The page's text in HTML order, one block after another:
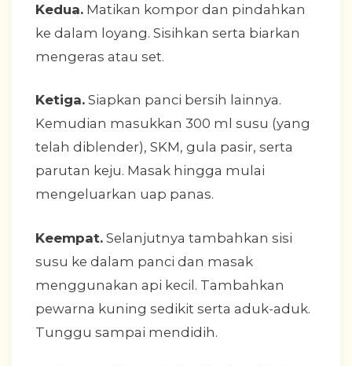
Kedua. Matikan kompor dan pindahkan
ke dalam loyang. Sisihkan serta biarkan
mengeras atau set.
Ketiga. Siapkan panci bersih lainnya.
Kemudian masukkan 300 ml susu (yang
telah diblender), SKM, gula pasir, serta
parutan keju. Masak hingga mulai
mengeluarkan uap panas.
Keempat. Selanjutnya tambahkan sisi
susu ke dalam panci dan masak
menggunakan api kecil. Tambahkan
pewarna kuning sedikit serta aduk-aduk.
Tunggu sampai mendidih.